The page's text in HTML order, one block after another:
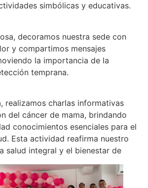
simbólicas y educativas.
decoramos nuestra sede con
y compartimos mensajes
la importancia de la
temprana.
realizamos charlas informativas
del cáncer de mama, brindando
conocimientos esenciales para el
Esta actividad reafirma nuestro
salud integral y el bienestar de